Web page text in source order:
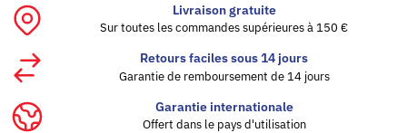
Livraison gratuite
Sur toutes les commandes supérieures à 150 €
Retours faciles sous 14 jours
Garantie de remboursement de 14 jours
Garantie internationale
Offert dans le pays d'utilisation